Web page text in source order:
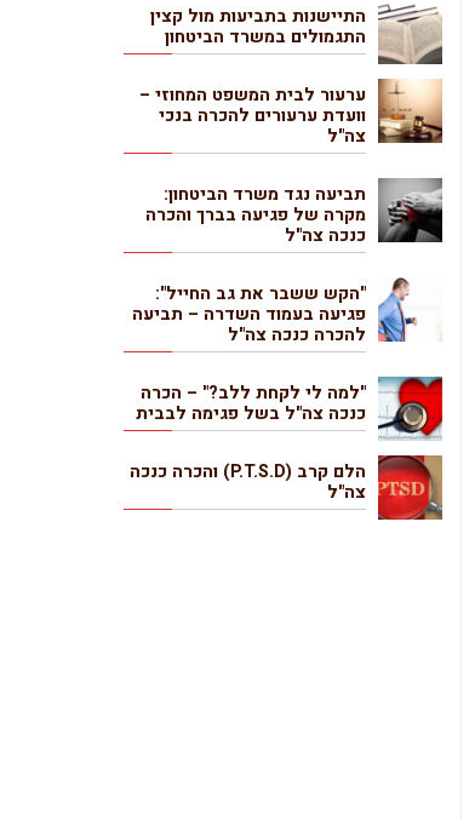
התיישנות בתביעות מול קצין
התגמולים במשרד הביטחון
ערעור לבית המשפט המחוזי –
וועדת ערעורים להכרה בנכי
צה"ל
תביעה נגד משרד הביטחון:
מקרה של פגיעה בברך והכרה
כנכה צה"ל
"הקש ששבר את גב החייל":
פגיעה בעמוד השדרה – תביעה
להכרה כנכה צה"ל
"למה לי לקחת ללב?" – הכרה
כנכה צה"ל בשל פגימה לבבית
הלם קרב (P.T.S.D) והכרה כנכה
צה"ל